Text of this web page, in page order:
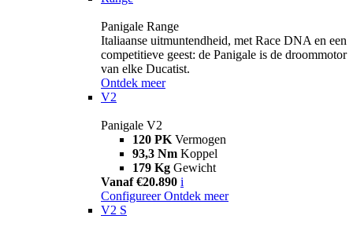
Panigale Range
Italiaanse uitmuntendheid, met Race DNA en een
competitieve geest: de Panigale is de droommotor
van elke Ducatist.
Ontdek meer
V2
Panigale V2
120 PK Vermogen
93,3 Nm Koppel
179 Kg Gewicht
Vanaf €20.890 i
Configureer Ontdek meer
V2 S